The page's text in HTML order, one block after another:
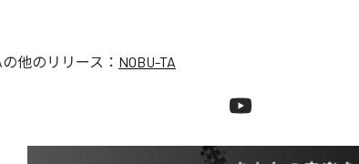
の他のリリース： NOBU-TA